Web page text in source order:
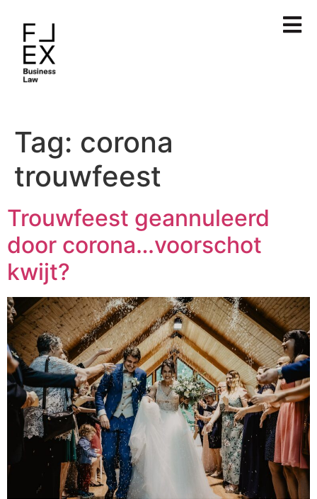
Tag: corona
trouwfeest
Trouwfeest geannuleerd
door corona…voorschot
kwijt?